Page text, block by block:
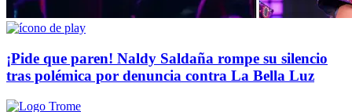
¡Pide que paren! Naldy Saldaña rompe su silencio
tras polémica por denuncia contra La Bella Luz